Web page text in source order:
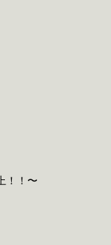
！！〜